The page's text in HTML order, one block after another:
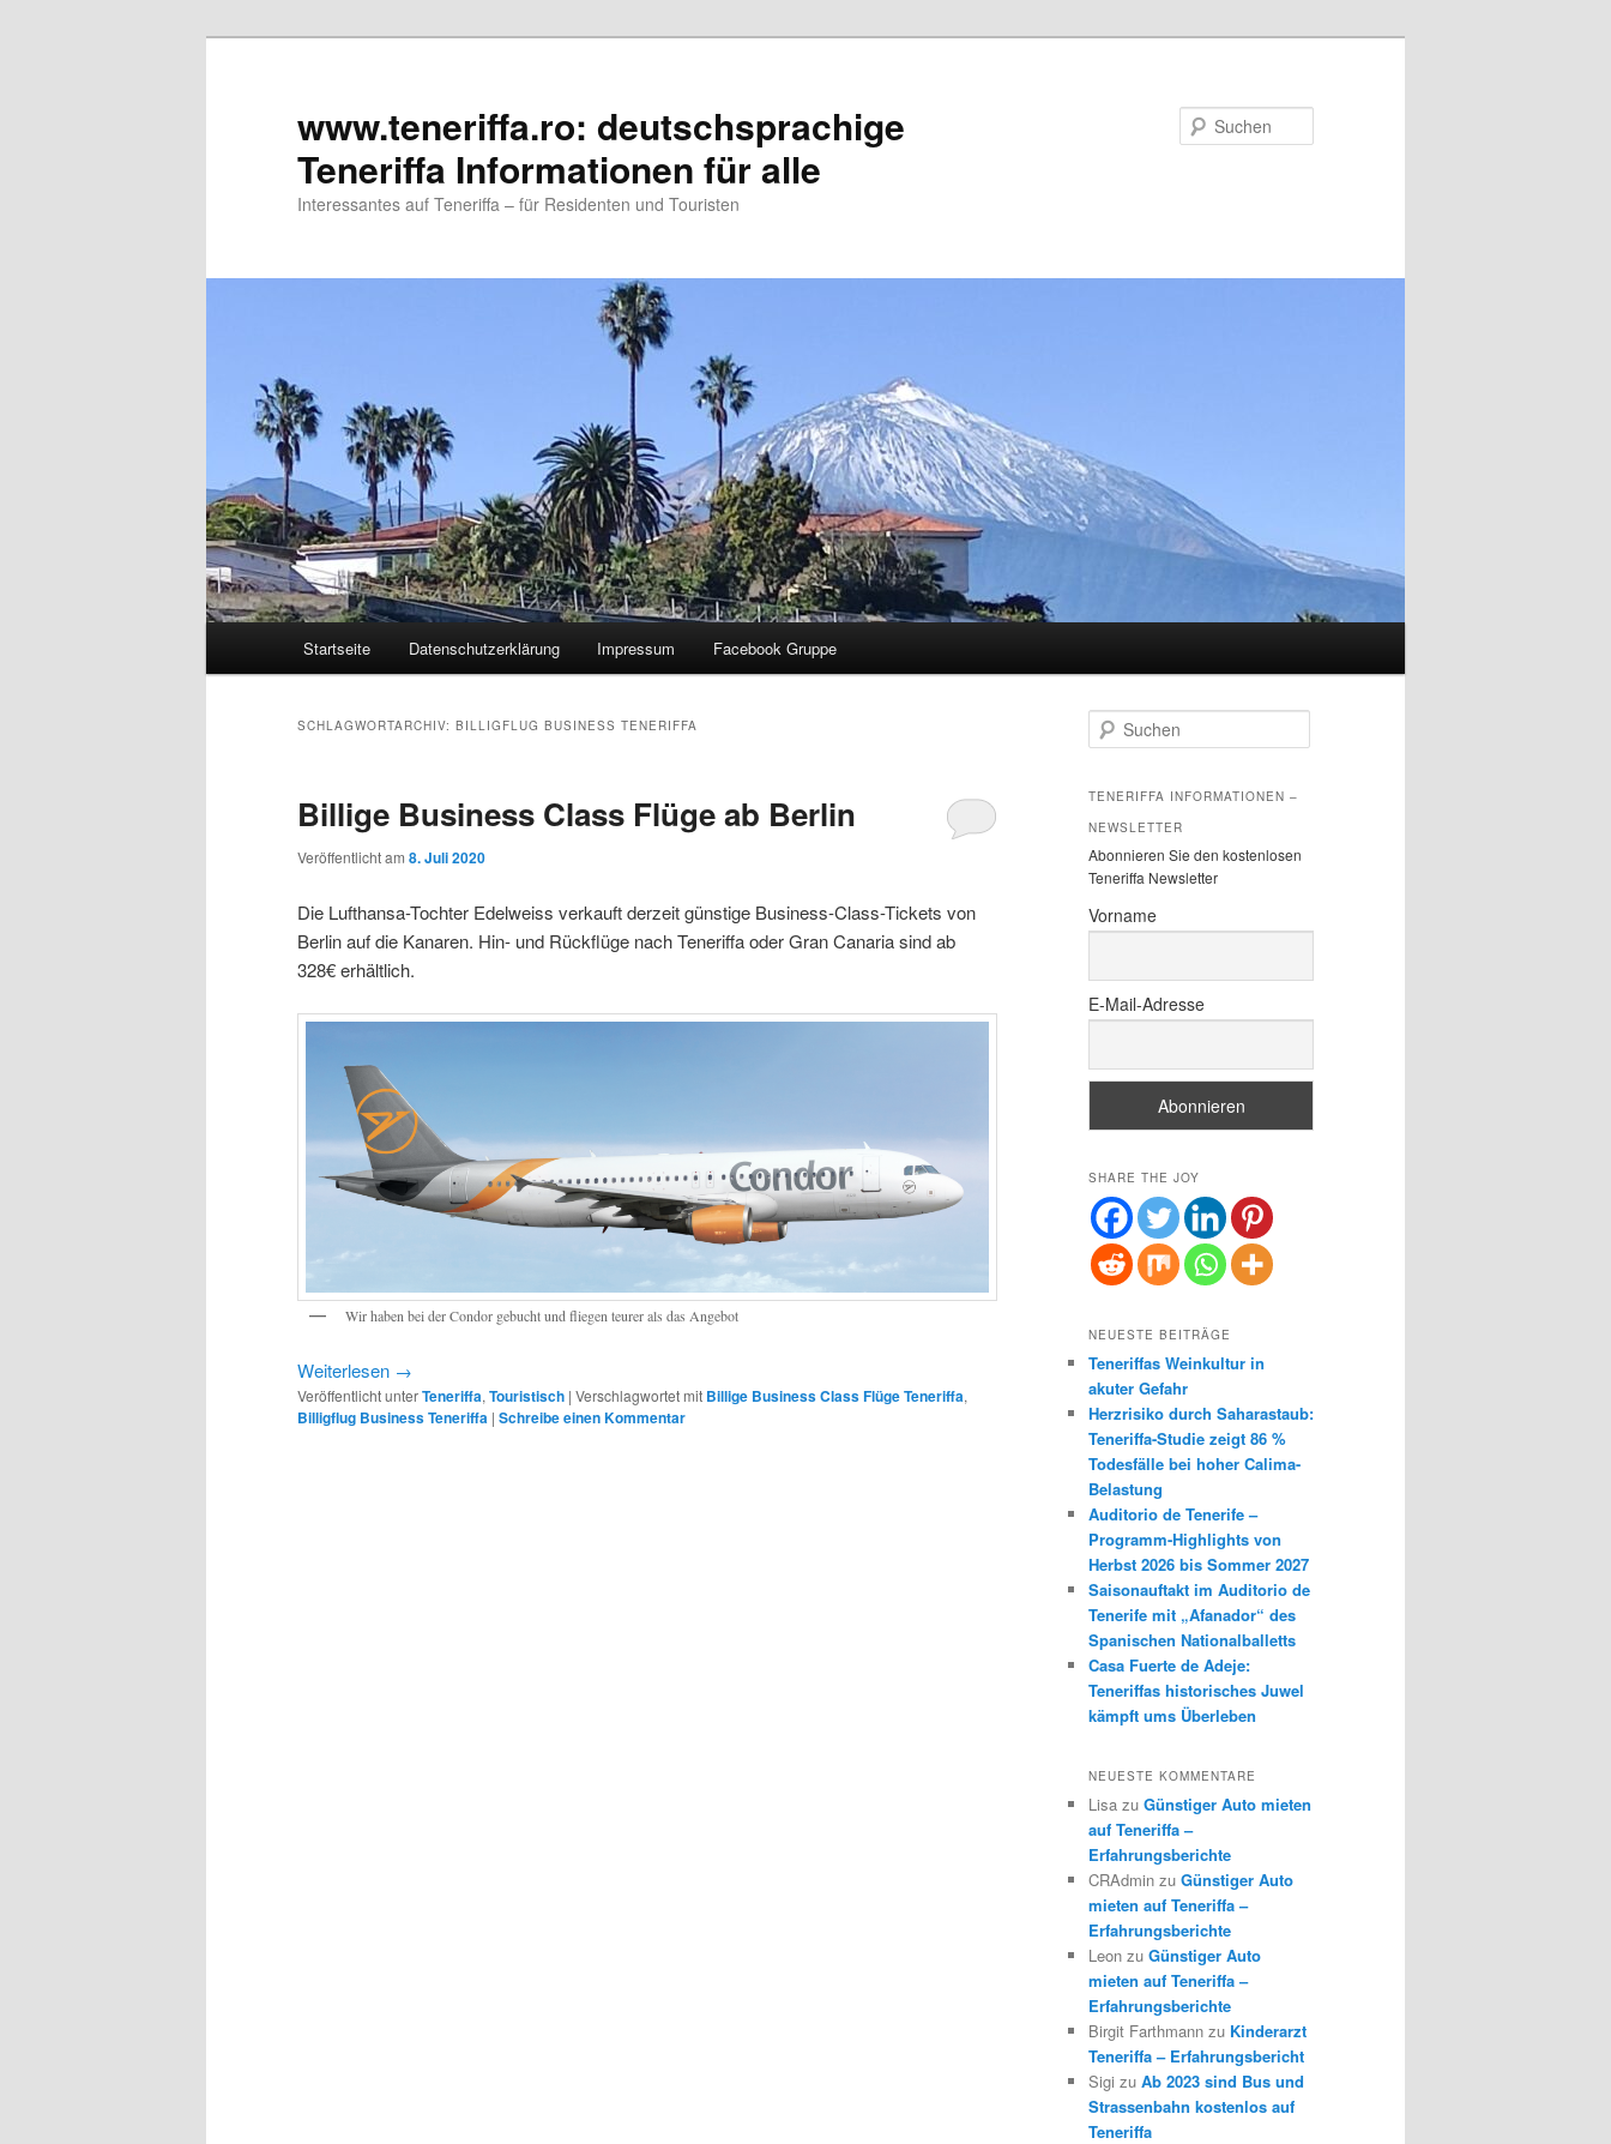
www.teneriffa.ro: deutschsprachige
Teneriffa Informationen für alle
Interessantes auf Teneriffa – für Residenten und Touristen
Zum
springen
Zum
springen
Startseite Datenschutzerklärung Impressum Facebook Gruppe
SCHLAGWORTARCHIV: BILLIGFLUG BUSINESS TENERIFFA
Billige Business Class Flüge ab Berlin
Veröffentlicht am 8. Juli 2020
Die Lufthansa-Tochter Edelweiss verkauft derzeit günstige Business-Class-Tickets von
Berlin auf die Kanaren. Hin- und Rückflüge nach Teneriffa oder Gran Canaria sind ab
328€ erhältlich.
Wir haben bei der Condor gebucht und fliegen teurer als das Angebot
Weiterlesen →
Veröffentlicht unterTeneriffa,Touristisch | Verschlagwortet mit Billige Business Class Flüge Teneriffa,
Billigflug Business Teneriffa | Schreibe einen Kommentar
u
h
n
TENERIFFA INFORMATIONEN –
NEWSLETTER
Abonnieren Sie den kostenlosen
Teneriffa Newsletter
Vorname
E-Mail-Adresse
SHARE THE JOY
NEUESTE BEITRÄGE
Teneriffas Weinkultur in
akuter Gefahr
Herzrisiko durch Saharastaub:
Teneriffa-Studie zeigt 86 %
Todesfälle bei hoher Calima-
Belastung
Auditorio de Tenerife –
Programm-Highlights von
Herbst 2026 bis Sommer 2027
Saisonauftakt im Auditorio de
Tenerife mit „Afanador“ des
Spanischen Nationalballetts
Casa Fuerte de Adeje:
Teneriffas historisches Juwel
kämpft ums Überleben
NEUESTE KOMMENTARE
Lisa zu Günstiger Auto mieten
auf Teneriffa –
Erfahrungsberichte
CRAdmin zu Günstiger Auto
mieten auf Teneriffa –
Erfahrungsberichte
Leon zu Günstiger Auto
mieten auf Teneriffa –
Erfahrungsberichte
Birgit Farthmann zu Kinderarzt
Teneriffa – Erfahrungsbericht
Sigi zu Ab 2023 sind Bus und
Strassenbahn kostenlos auf
Teneriffa